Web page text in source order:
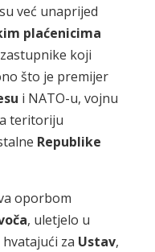
već unaprijed
plaćenicima
koji
što je premijer
i NATO-u, vojnu
teritoriju
Republike
oporbom
, uletjelo u
za Ustav,